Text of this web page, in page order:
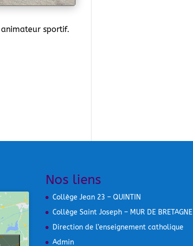
sportif.
Nos liens
Collège Jean 23 – QUINTIN
Collège Saint Joseph – MUR DE BRETAGNE
Direction de l’enseignement catholique
Admin